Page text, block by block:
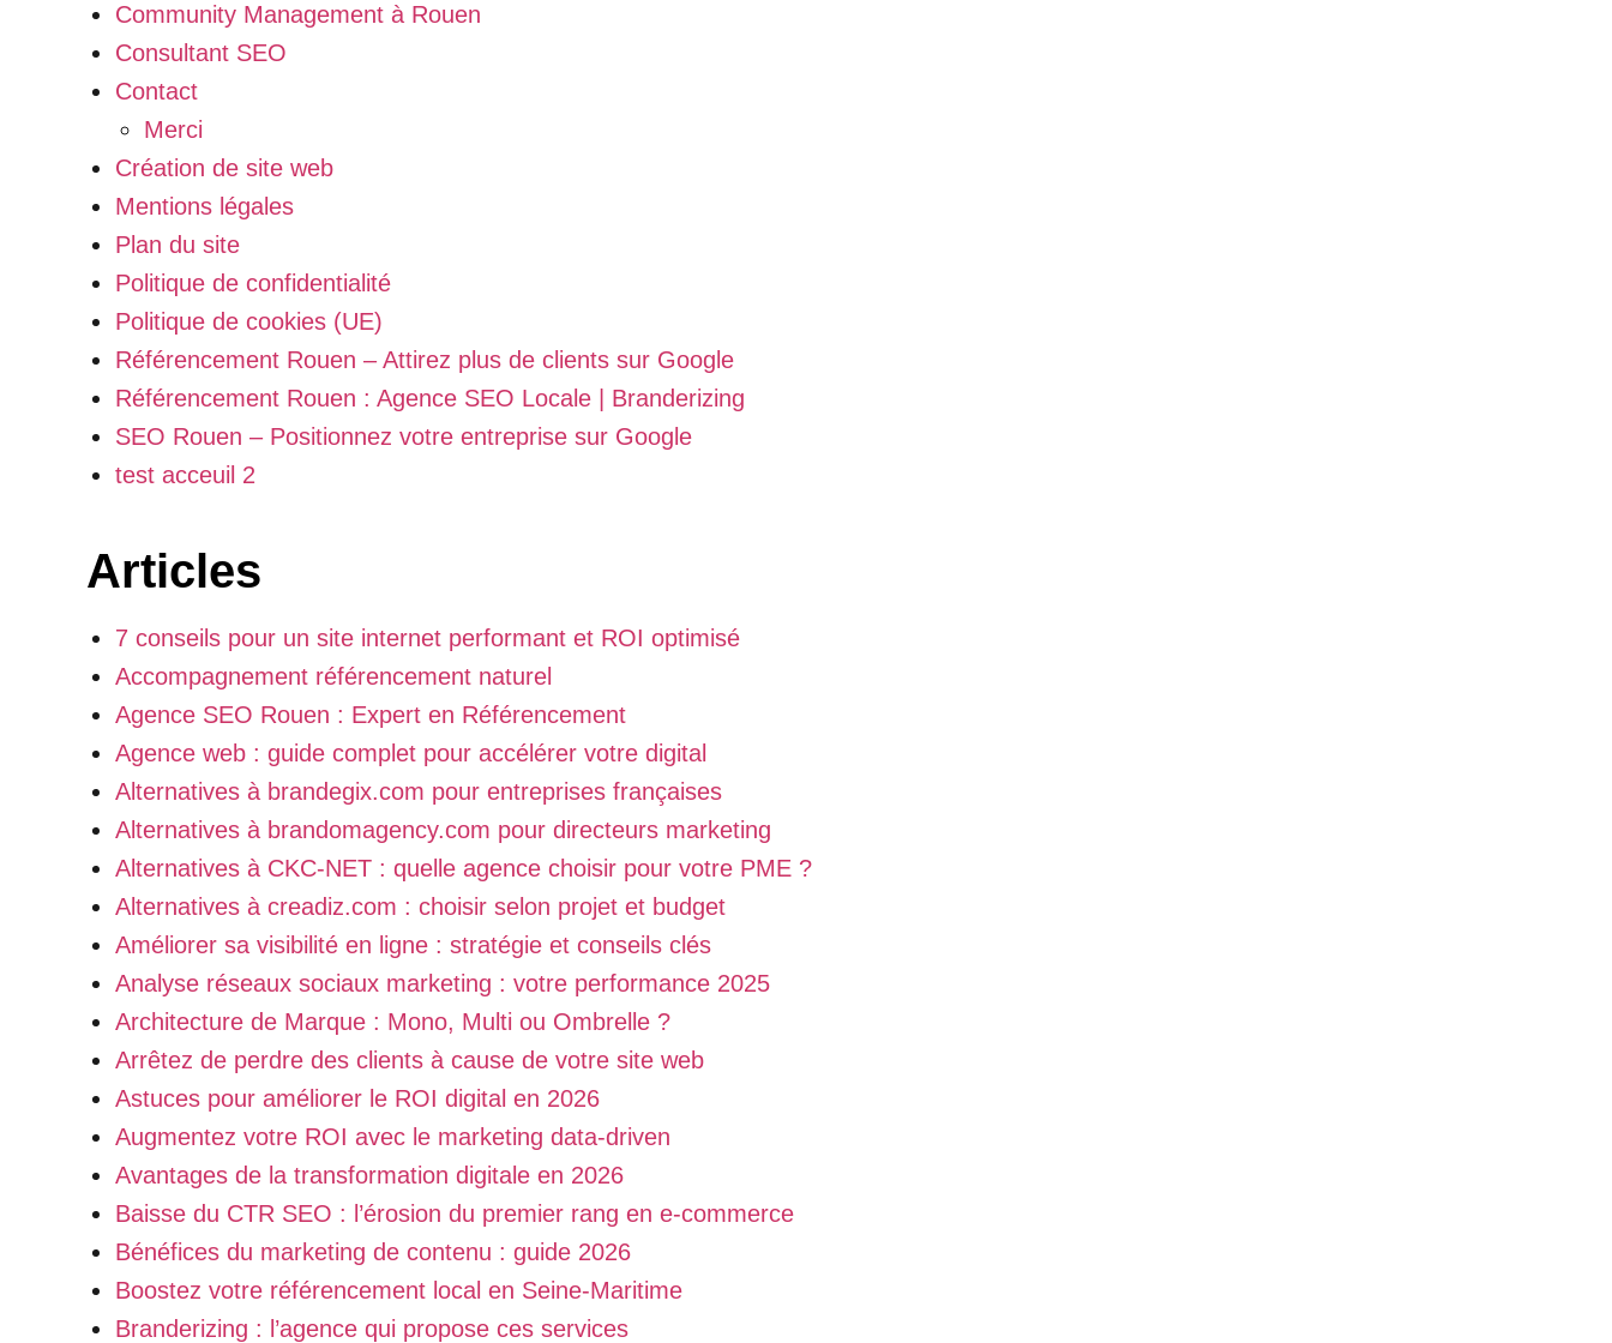
Community Management à Rouen
Consultant SEO
Contact
Merci
Création de site web
Mentions légales
Plan du site
Politique de confidentialité
Politique de cookies (UE)
Référencement Rouen – Attirez plus de clients sur Google
Référencement Rouen : Agence SEO Locale | Branderizing
SEO Rouen – Positionnez votre entreprise sur Google
test acceuil 2
Articles
7 conseils pour un site internet performant et ROI optimisé
Accompagnement référencement naturel
Agence SEO Rouen : Expert en Référencement
Agence web : guide complet pour accélérer votre digital
Alternatives à brandegix.com pour entreprises françaises
Alternatives à brandomagency.com pour directeurs marketing
Alternatives à CKC-NET : quelle agence choisir pour votre PME ?
Alternatives à creadiz.com : choisir selon projet et budget
Améliorer sa visibilité en ligne : stratégie et conseils clés
Analyse réseaux sociaux marketing : votre performance 2025
Architecture de Marque : Mono, Multi ou Ombrelle ?
Arrêtez de perdre des clients à cause de votre site web
Astuces pour améliorer le ROI digital en 2026
Augmentez votre ROI avec le marketing data-driven
Avantages de la transformation digitale en 2026
Baisse du CTR SEO : l’érosion du premier rang en e-commerce
Bénéfices du marketing de contenu : guide 2026
Boostez votre référencement local en Seine-Maritime
Branderizing : l’agence qui propose ces services